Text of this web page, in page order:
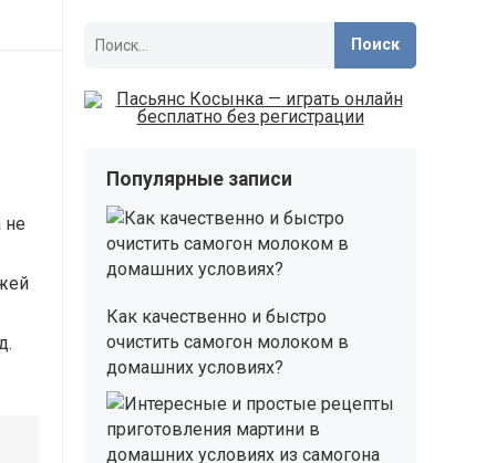
не
Популярные записи
Как качественно и быстро
очистить самогон молоком в
домашних условиях?